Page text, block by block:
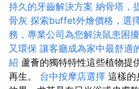
持久的牙齒解決方案 納骨塔，
骨灰 探索buffet外燴價格，選
務，專業公司為您解決鼠患困擾
又環保 讓客廳成為家中最舒適
紹 蘆薈的獨特特性這些植物提
再生。 台中按摩店選擇 這樣的